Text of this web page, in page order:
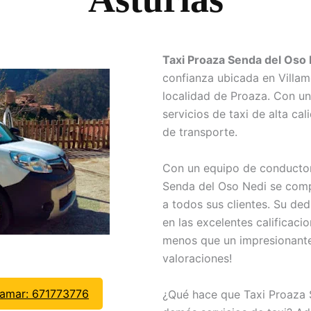
671773776
Taxi Proaza Senda del Oso
confianza ubicada en
localidad de Proaza. Con
servicios de taxi de alta
de transporte.
Con un equipo de
Senda del Oso Nedi se
a todos sus clientes. Su
en las excelentes
menos que un
valoraciones!
¿Qué hace que Taxi